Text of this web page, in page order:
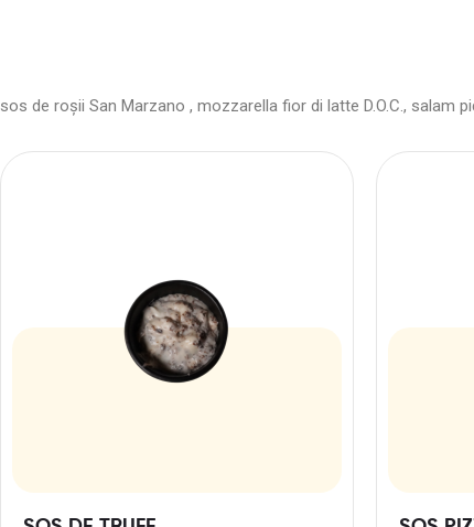
sos de roșii San Marzano , mozzarella fior di latte D.O.C., salam